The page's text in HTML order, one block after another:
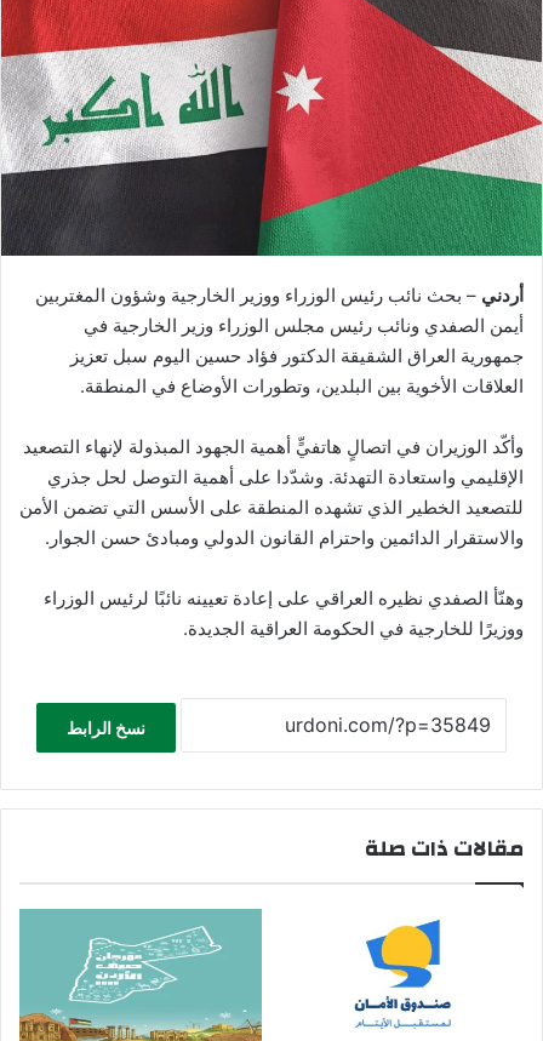
أردني – بحث نائب رئيس الوزراء ووزير الخارجية وشؤون المغتربين
أيمن الصفدي ونائب رئيس مجلس الوزراء وزير الخارجية في
جمهورية العراق الشقيقة الدكتور فؤاد حسين اليوم سبل تعزيز
العلاقات الأخوية بين البلدين، وتطورات الأوضاع في المنطقة.
وأكّد الوزيران في اتصالٍ هاتفيٍّ أهمية الجهود المبذولة لإنهاء التصعيد
الإقليمي واستعادة التهدئة. وشدّدا على أهمية التوصل لحل جذري
للتصعيد الخطير الذي تشهده المنطقة على الأسس التي تضمن الأمن
والاستقرار الدائمين واحترام القانون الدولي ومبادئ حسن الجوار.
وهنّأ الصفدي نظيره العراقي على إعادة تعيينه نائبًا لرئيس الوزراء
ووزيرًا للخارجية في الحكومة العراقية الجديدة.
نسخ الرابط
مقالات ذات صلة